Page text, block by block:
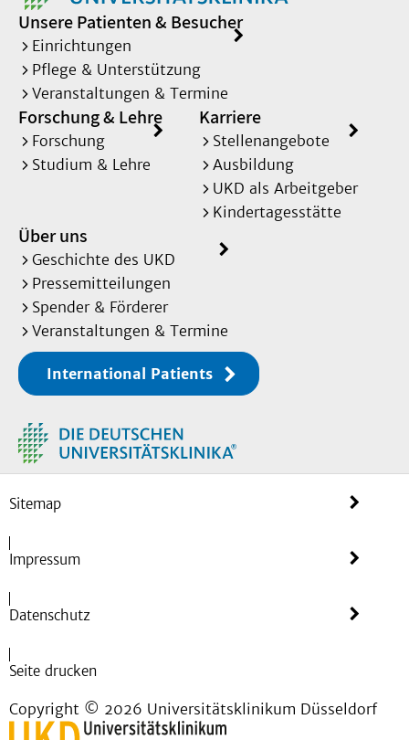
Unsere Patienten & Besucher
Einrichtungen
Pflege & Unterstützung
Veranstaltungen & Termine
Forschung & Lehre
Forschung
Studium & Lehre
Karriere
Stellenangebote
Ausbildung
UKD als Arbeitgeber
Kindertagesstätte
Über uns
Geschichte des UKD
Pressemitteilungen
Spender & Förderer
Veranstaltungen & Termine
International Patients
Sitemap
Impressum
Datenschutz
Seite drucken
Copyright © 2026 Universitätsklinikum Düsseldorf